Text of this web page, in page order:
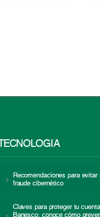
TECNOLOGÍA
Recomendaciones para evitar
fraude cibernético
Claves para proteger tu cuenta
Banesco: conoce cómo